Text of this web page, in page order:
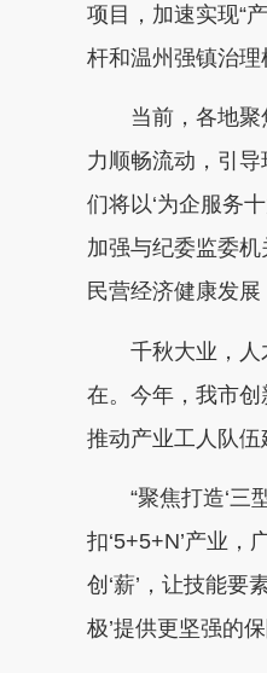
项目，加速实现“
杆和温州强镇治理
当前，各地聚焦
力顺畅流动，引
们将以‘为企服务
加强与纪委监委
民营经济健康发
千秋大业，人才
在。今年，我市
推动产业工人队伍
“聚焦打造‘三型
扣‘5+5+N’产业，
创‘薪’，让技能要
极’提供更坚强的